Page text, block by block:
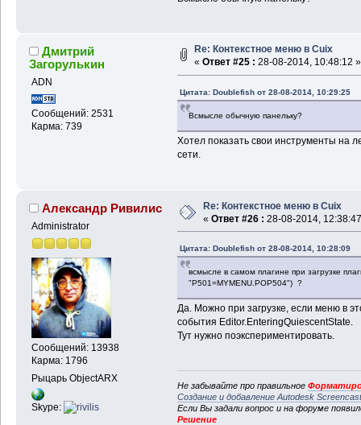
Дмитрий
Загорулькин
ADN
Сообщений: 2531
Карма: 739
Re: Контекстное меню в Cuix
« Ответ #25 : 28-08-2014, 10:48:12 »
Цитата: Doublefish от 28-08-2014, 10:29:25
Всмысле обычную панельку?
Хотел показать свои инструменты на
сети.
Александр Ривилис
Administrator
Сообщений: 13938
Карма: 1796
Рыцарь ObjectARX
Skype:
Re: Контекстное меню в Cuix
« Ответ #26 : 28-08-2014,
Цитата: Doublefish от 28-08-2014, 10:28:09
всмысле в самом плагине при загрузке
"P501=MYMENU.POP504") ?
Да. Можно при загрузке, если меню в
события Editor.EnteringQuiescentState.
Тут нужно поэкспериментировать.
Не забывайте про правильное
Создание и добавление Autodesk
Если Вы задали вопрос и на форуме
Решение